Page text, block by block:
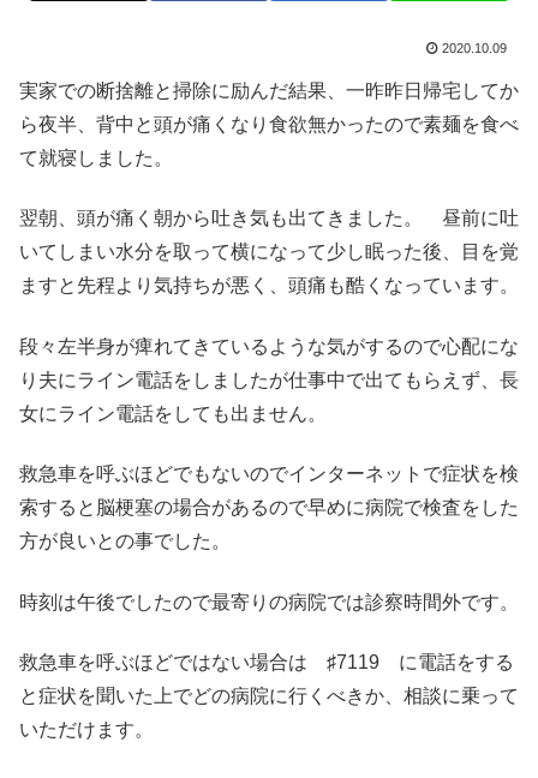
2020.10.09
実家での断捨離と掃除に励んだ結果、一昨昨日帰宅してか
ら夜半、背中と頭が痛くなり食欲無かったので素麺を食べ
て就寝しました。
翌朝、頭が痛く朝から吐き気も出てきました。 昼前に吐
いてしまい水分を取って横になって少し眠った後、目を覚
ますと先程より気持ちが悪く、頭痛も酷くなっています。
段々左半身が痺れてきているような気がするので心配にな
り夫にライン電話をしましたが仕事中で出てもらえず、長
女にライン電話をしても出ません。
救急車を呼ぶほどでもないのでインターネットで症状を検
索すると脳梗塞の場合があるので早めに病院で検査をした
方が良いとの事でした。
時刻は午後でしたので最寄りの病院では診察時間外です。
救急車を呼ぶほどではない場合は ♯7119 に電話をする
と症状を聞いた上でどの病院に行くべきか、相談に乗って
いただけます。